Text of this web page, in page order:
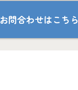
お問合わせはこちら